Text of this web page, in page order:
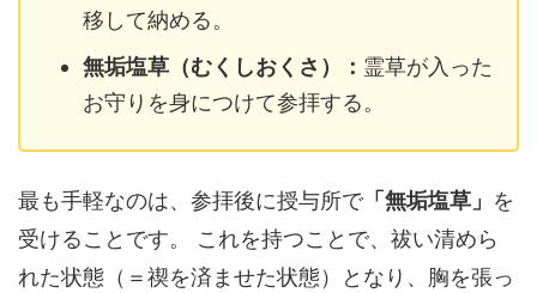
移して納める。
無垢塩草（むくしおくさ）： 霊草が入った
お守りを身につけて参拝する。
最も手軽なのは、参拝後に授与所で「無垢塩草」 を
受けることです。 これを持つことで、祓い清めら
れた状態（＝禊を済ませた状態）となり、胸を張っ